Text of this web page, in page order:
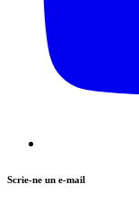
Scrie-ne un e-mail